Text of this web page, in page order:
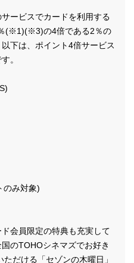
ービスでカードを利用する
(※1)(※3)の4倍である2％の
下は、ポイント4倍サービス
。
のみ対象)
会員限定の特典も充実して
のTOHOシネマズでお好き
だける「セゾンの木曜日」